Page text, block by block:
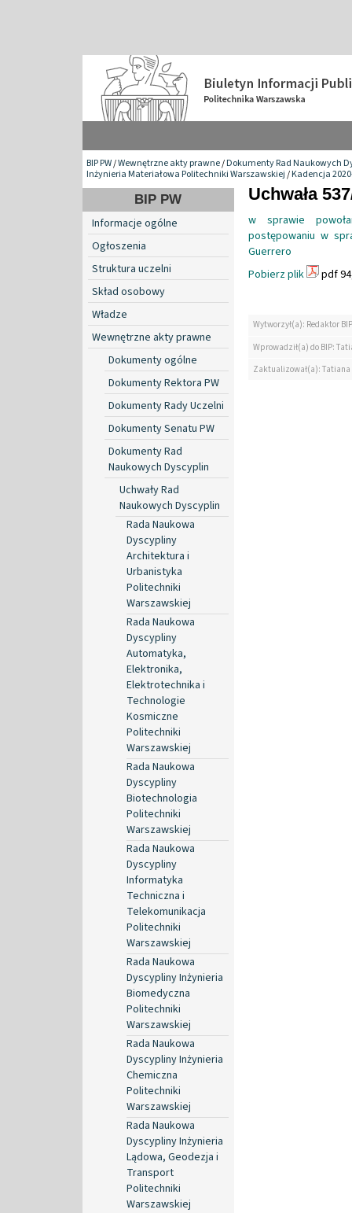
BIP PW/Wewnętrzne akty prawne/Dokumenty Rad Naukowych
Inżynieria Materiałowa Politechniki Warszawskiej/Kadencja
BIP PW
Informacje ogólne
Ogłoszenia
Struktura uczelni
Skład osobowy
Władze
Wewnętrzne akty prawne
Dokumenty ogólne
Dokumenty Rektora PW
Dokumenty Rady Uczelni
Dokumenty Senatu PW
Dokumenty Rad
Naukowych Dyscyplin
Uchwały Rad
Naukowych Dyscyplin
Rada Naukowa
Dyscypliny
Architektura i
Urbanistyka
Politechniki
Warszawskiej
Rada Naukowa
Dyscypliny
Automatyka,
Elektronika,
Elektrotechnika i
Technologie
Kosmiczne
Politechniki
Warszawskiej
Rada Naukowa
Dyscypliny
Biotechnologia
Politechniki
Warszawskiej
Rada Naukowa
Dyscypliny
Informatyka
Techniczna i
Telekomunikacja
Politechniki
Warszawskiej
Rada Naukowa
Dyscypliny Inżynieria
Biomedyczna
Politechniki
Warszawskiej
Rada Naukowa
Dyscypliny Inżynieria
Chemiczna
Politechniki
Warszawskiej
Rada Naukowa
Dyscypliny Inżynieria
Lądowa, Geodezja i
Transport
Politechniki
Warszawskiej
Uchwała
w sprawie
postępowaniu w
Guerrero
Pobierz plik
pdf
Wytworzył(a): Redaktor BIP
Wprowadził(a) do BIP:
Zaktualizował(a):